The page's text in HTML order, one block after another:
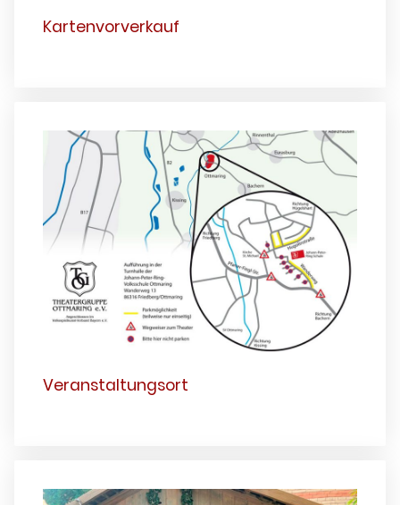
Kartenvorverkauf
Veranstaltungsort